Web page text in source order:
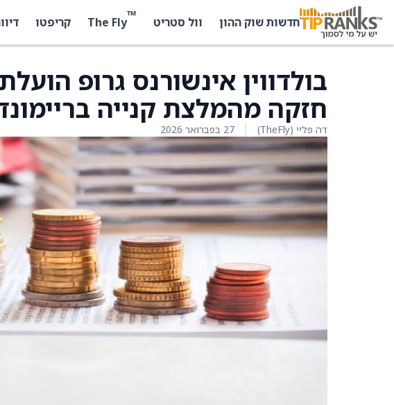
חדשות שוק ההון וול סטריט ™
The Fly קריפטו
בולדווין אינשורנס גרופ
חזקה מהמלצת קנייה
דה פליי (TheFly) 27 בפברואר 2026